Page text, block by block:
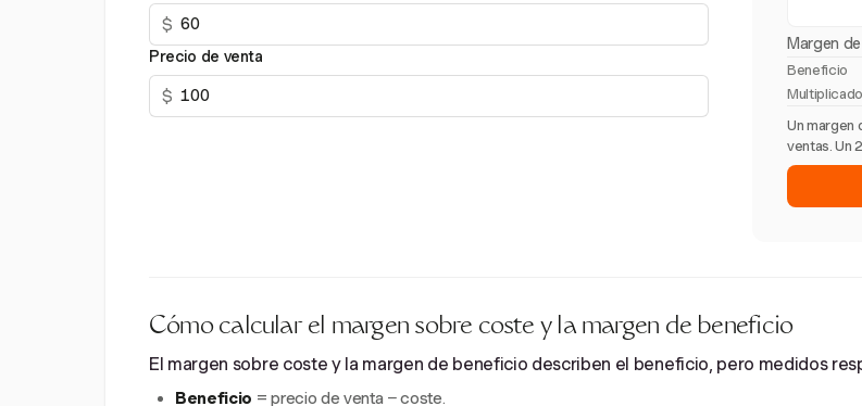
$
Precio de venta
$
Margen
Beneficio
Un margen
ventas. Un
Cómo calcular el margen sobre coste y la margen de beneficio
El margen sobre coste y la margen de beneficio describen el beneficio, pero medidos
Beneficio = precio de venta − coste.